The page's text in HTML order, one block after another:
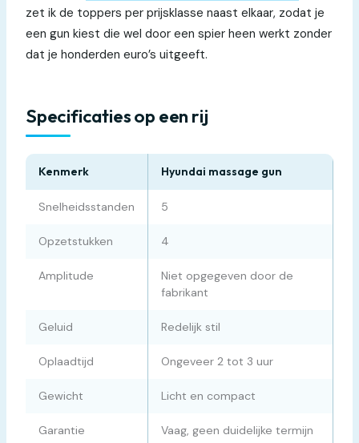
zet ik de toppers per prijsklasse naast elkaar, zodat je
een gun kiest die wel door een spier heen werkt zonder
dat je honderden euro’s uitgeeft.
Specificaties op een rij
Kenmerk Hyundai massage gun
Snelheidsstanden 5
Opzetstukken 4
Amplitude
Niet opgegeven door de
fabrikant
Geluid Redelijk stil
Oplaadtijd Ongeveer 2 tot 3 uur
Gewicht Licht en compact
Garantie Vaag, geen duidelijke termijn